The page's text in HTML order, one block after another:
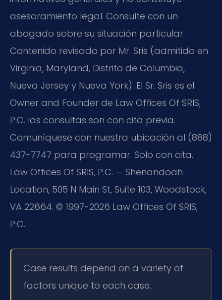
asesoramiento legal. Consulte con un
abogado sobre su situación particular.
Contenido revisado por Mr. Sris (admitido en
Virginia, Maryland, Distrito de Columbia,
Nueva Jersey y Nueva York). El Sr. Sris es el
Owner and Founder de Law Offices Of SRIS,
P.C. las consultas son con cita previa.
Comuníquese con nuestra ubicación al (888)
437-7747 para programar. Solo con cita.
Law Offices Of SRIS, P.C. — Shenandoah
Location, 505 N Main St, Suite 103, Woodstock,
VA 22664. © 1997-2026 Law Offices Of SRIS,
P.C.
Case results depend on a variety of
factors unique to each case.